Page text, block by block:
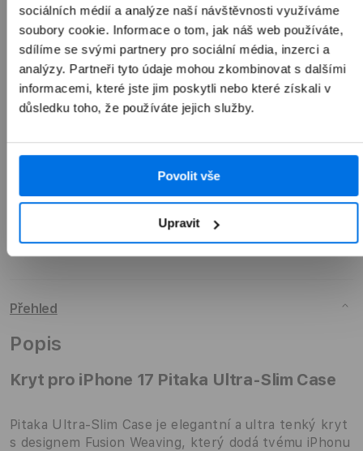
sociálních médií a analýze naší návštěvnosti využíváme
soubory cookie. Informace o tom, jak náš web používáte,
sdílíme se svými partnery pro sociální média, inzerci a
analýzy. Partneři tyto údaje mohou zkombinovat s dalšími
informacemi, které jste jim poskytli nebo které získali v
důsledku toho, že používáte jejich služby.
Povolit vše
Upravit
1 990 Kč
Přidat do košíku
Přehled
Popis
Kryt pro iPhone 17 Pitaka Ultra-Slim Case
Pitaka Ultra-Slim Case je elegantní a ultra tenký kryt
s designem Fusion Weaving, který dodá tvému iPhonu